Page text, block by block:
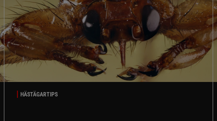
HÄSTÄGARTIPS